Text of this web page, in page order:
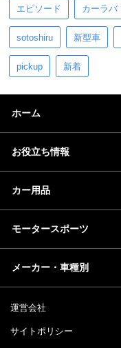
エピソード カーラバ
sotoshiru 新型車
pickup 新着
ホーム
お役立ち情報
カー用品
モータースポーツ
メーカー・車種別
運営会社
サイトポリシー